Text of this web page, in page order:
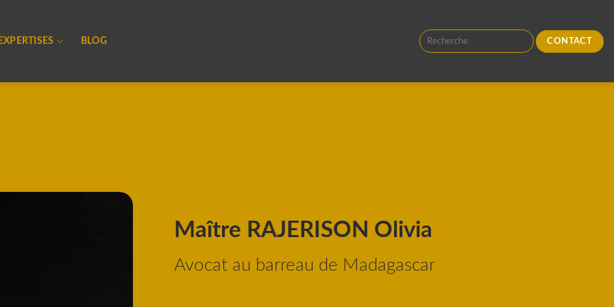
EXPERTISES BLOG CONTACT
Maître RAJERISON Olivia
Avocat au barreau de Madagascar